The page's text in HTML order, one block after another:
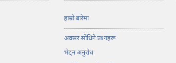
हाम्रो बारेमा
अक्सर सोधिने प्रश्‍नहरू
भेट्‌न अनुरोध